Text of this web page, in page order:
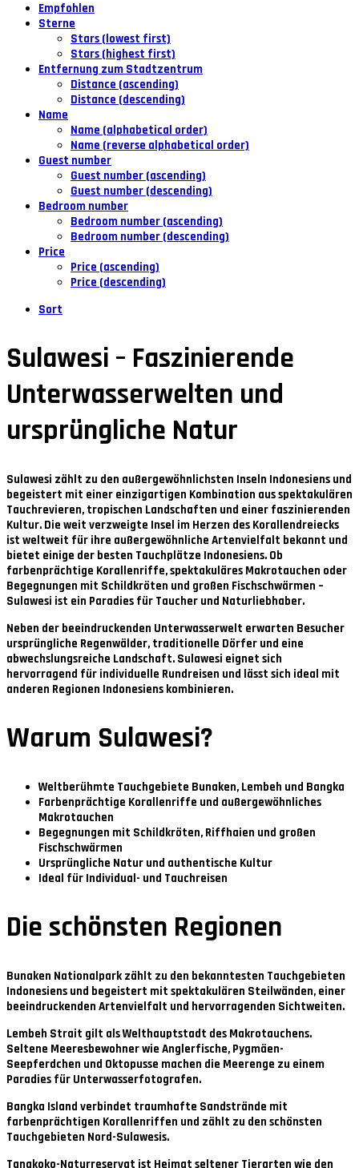
Empfohlen
Sterne
Stars (lowest first)
Stars (highest first)
Entfernung zum Stadtzentrum
Distance (ascending)
Distance (descending)
Name
Name (alphabetical order)
Name (reverse alphabetical order)
Guest number
Guest number (ascending)
Guest number (descending)
Bedroom number
Bedroom number (ascending)
Bedroom number (descending)
Price
Price (ascending)
Price (descending)
Sort
Sulawesi – Faszinierende
Unterwasserwelten und
ursprüngliche Natur
Sulawesi zählt zu den außergewöhnlichsten Inseln Indonesiens und
begeistert mit einer einzigartigen Kombination aus spektakulären
Tauchrevieren, tropischen Landschaften und einer faszinierenden
Kultur. Die weit verzweigte Insel im Herzen des Korallendreiecks
ist weltweit für ihre außergewöhnliche Artenvielfalt bekannt und
bietet einige der besten Tauchplätze Indonesiens. Ob
farbenprächtige Korallenriffe, spektakuläres Makrotauchen oder
Begegnungen mit Schildkröten und großen Fischschwärmen –
Sulawesi ist ein Paradies für Taucher und Naturliebhaber.
Neben der beeindruckenden Unterwasserwelt erwarten Besucher
ursprüngliche Regenwälder, traditionelle Dörfer und eine
abwechslungsreiche Landschaft. Sulawesi eignet sich
hervorragend für individuelle Rundreisen und lässt sich ideal mit
anderen Regionen Indonesiens kombinieren.
Warum Sulawesi?
Weltberühmte Tauchgebiete Bunaken, Lembeh und Bangka
Farbenprächtige Korallenriffe und außergewöhnliches
Makrotauchen
Begegnungen mit Schildkröten, Riffhaien und großen
Fischschwärmen
Ursprüngliche Natur und authentische Kultur
Ideal für Individual- und Tauchreisen
Die schönsten Regionen
Bunaken Nationalpark zählt zu den bekanntesten Tauchgebieten
Indonesiens und begeistert mit spektakulären Steilwänden, einer
beeindruckenden Artenvielfalt und hervorragenden Sichtweiten.
Lembeh Strait gilt als Welthauptstadt des Makrotauchens.
Seltene Meeresbewohner wie Anglerfische, Pygmäen-
Seepferdchen und Oktopusse machen die Meerenge zu einem
Paradies für Unterwasserfotografen.
Bangka Island verbindet traumhafte Sandstrände mit
farbenprächtigen Korallenriffen und zählt zu den schönsten
Tauchgebieten Nord-Sulawesis.
Tangkoko-Naturreservat ist Heimat seltener Tierarten wie den